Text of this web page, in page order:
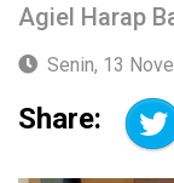
Agiel Harap
Senin, 13
Share: